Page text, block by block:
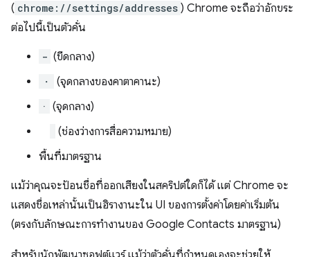
( chrome://settings/addresses ) Chrome จะถือว่าอักขระ
ต่อไปนี้เป็นตัวคั่น
- (ขีดกลาง)
・ (จุดกลางของคาตาคานะ)
· (จุดกลาง)
(ช่องว่างการสื่อความหมาย)
พื้นที่มาตรฐาน
แม้ว่าคุณจะป้อนชื่อที่ออกเสียงในสคริปต์ใดก็ได้ แต่ Chrome จะ
แสดงชื่อเหล่านั้นเป็นฮิรางานะใน UI ของการตั้งค่าโดยค่าเริ่มต้น
(ตรงกับลักษณะการทำงานของ Google Contacts มาตรฐาน)